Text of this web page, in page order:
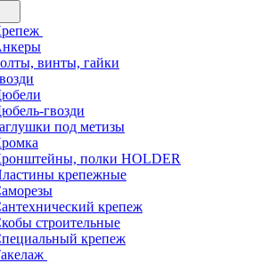
винты, гайки
гвозди
под метизы
полки НОLDER
крепежные
крепеж
строительные
крепеж